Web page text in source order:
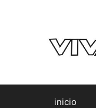
inicio